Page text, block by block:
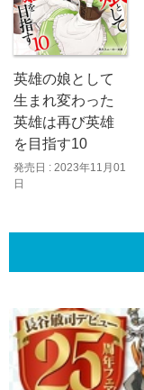
英雄の娘として
生まれ変わった
英雄は再び英雄
を目指す10
発売日 : 2023年11月01
日